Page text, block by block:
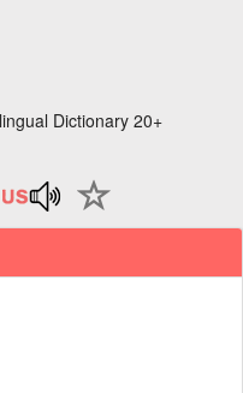
Dictionary 20+